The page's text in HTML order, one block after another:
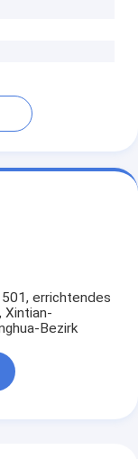
501, errichtendes
Xintian-
Bezirk